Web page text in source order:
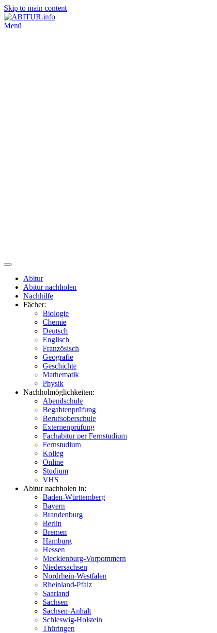
Skip to main content
Menü
Abitur
Abitur nachholen
Nachhilfe
Fächer:
Biologie
Chemie
Deutsch
Englisch
Französisch
Geografie
Geschichte
Mathematik
Physik
Nachholmöglichkeiten:
Abendschule
Begabtenprüfung
Berufsoberschule
Externenprüfung
Fachabitur per Fernstudium
Fernstudium
Kolleg
Online
Studium
VHS
Abitur nachholen in:
Baden-Württemberg
Bayern
Brandenburg
Berlin
Bremen
Hamburg
Hessen
Mecklenburg-Vorpommern
Niedersachsen
Nordrhein-Westfalen
Rheinland-Pfalz
Saarland
Sachsen
Sachsen-Anhalt
Schleswig-Holstein
Thüringen